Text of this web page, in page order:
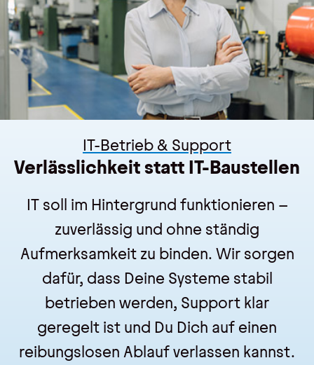
IT-Betrieb & Support
Verlässlichkeit statt IT-Baustellen
IT soll im Hintergrund funktionieren –
zuverlässig und ohne ständig
Aufmerksamkeit zu binden. Wir sorgen
dafür, dass Deine Systeme stabil
betrieben werden, Support klar
geregelt ist und Du Dich auf einen
reibungslosen Ablauf verlassen kannst.